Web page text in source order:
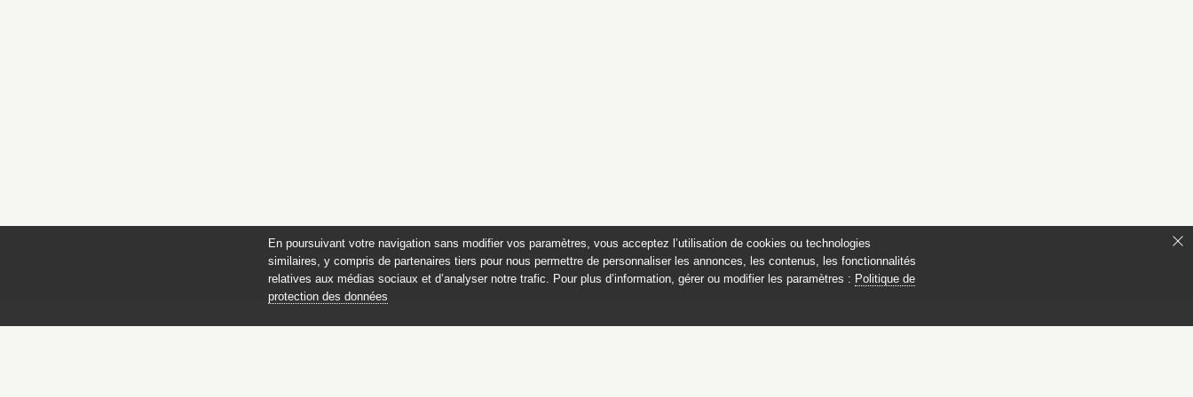
En poursuivant votre navigation sans modifier vos paramètres, vous acceptez l’utilisation de cookies ou technologies
similaires, y compris de partenaires tiers pour nous permettre de personnaliser les annonces, les contenus, les fonctionnalités
relatives aux médias sociaux et d’analyser notre trafic. Pour plus d’information, gérer ou modifier les paramètres : Politique de
protection des données